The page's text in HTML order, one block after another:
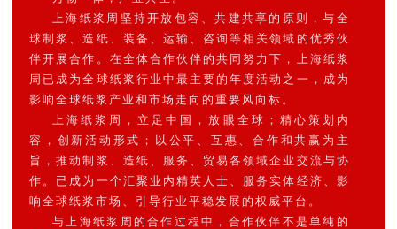
上海纸浆周坚持开放包容、共建共享的原则，与全
球制浆、造纸、装备、运输、咨询等相关领域的优秀伙
伴开展合作。在全体合作伙伴的共同努力下，上海纸浆
周已成为全球纸浆行业中最主要的年度活动之一，成为
影响全球纸浆产业和市场走向的重要风向标。
上海纸浆周，立足中国，放眼全球；精心策划内
容，创新活动形式；以公平、互惠、合作和共赢为主
旨，推动制浆、造纸、服务、贸易各领域企业交流与协
作。已成为一个汇聚业内精英人士、服务实体经济、影
响全球纸浆市场、引导行业平稳发展的权威平台。
与上海纸浆周的合作过程中，合作伙伴不是单纯的